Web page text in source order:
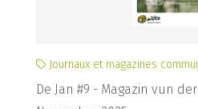
Journaux et magazines
De Jan #9 - Magazin vun